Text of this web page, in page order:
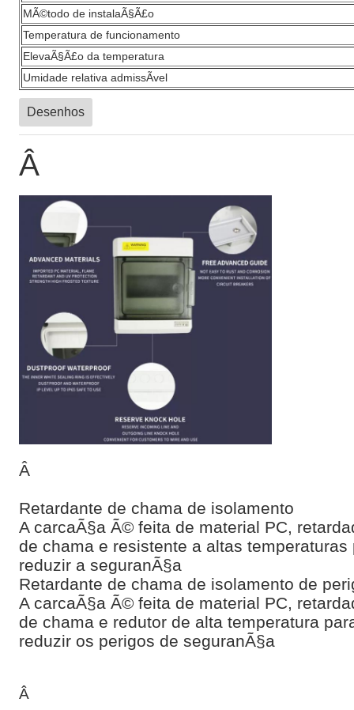
MÃ©todo de instalaÃ§Ã£o
Temperatura de funcionamento
ElevaÃ§Ã£o da temperatura
Umidade relativa admissÃ­vel
Desenhos
Â
Â
Retardante de chama de isolamento
A carcaÃ§a Ã© feita de material PC,
de chama e resistente a altas temperaturas
reduzir a seguranÃ§a
Retardante de chama de isolamento de
A carcaÃ§a Ã© feita de material PC,
de chama e redutor de alta temperatura
reduzir os perigos de seguranÃ§a
Â